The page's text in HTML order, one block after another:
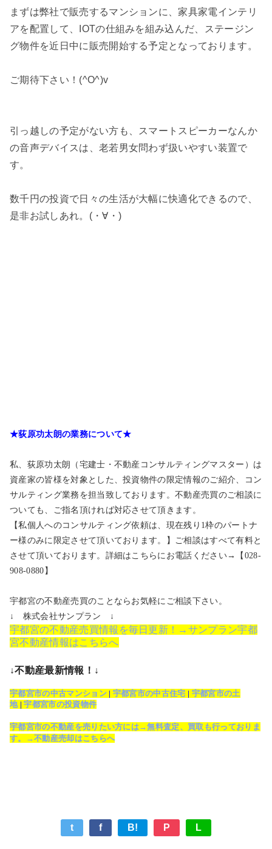
まずは弊社で販売するマンションに、家具家電インテリ
アを配置して、IOTの仕組みを組み込んだ、ステージン
グ物件を近日中に販売開始する予定となっております。
ご期待下さい！(^O^)v
引っ越しの予定がない方も、スマートスピーカーなんか
の音声デバイスは、老若男女問わず扱いやすい装置で
す。
数千円の投資で日々の生活が大幅に快適化できるので、
是非お試しあれ。(・∀・)
★荻原功太朗の業務について★
私、荻原功太朗（宅建士・不動産コンサルティングマスター）は
資産家の皆様を対象とした、投資物件の限定情報のご紹介、コン
サルティング業務を担当致しております。不動産売買のご相談に
ついても、ご指名頂ければ対応させて頂きます。
【私個人へのコンサルティング依頼は、現在残り1枠のパートナ
ー様のみに限定させて頂いております。】ご相談はすべて有料と
させて頂いております。詳細はこちらにお電話ください→【028-
908-0880】
宇都宮の不動産売買のことならお気軽にご相談下さい。
↓ 株式会社サンプラン ↓
宇都宮の不動産売買情報を毎日更新！→サンプラン宇都
宮不動産情報はこちらへ
↓不動産最新情報！↓
宇都宮市の中古マンション| 宇都宮市の中古住宅 | 宇都宮市の土
地|宇都宮市の投資物件
宇都宮市の不動産を売りたい方には→無料査定、買取も行っておりま
す。→不動産売却はこちらへ
t f B! P L